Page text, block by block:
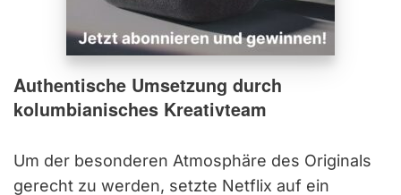
Authentische Umsetzung durch
kolumbianisches Kreativteam
Um der besonderen Atmosphäre des Originals
gerecht zu werden, setzte Netflix auf ein